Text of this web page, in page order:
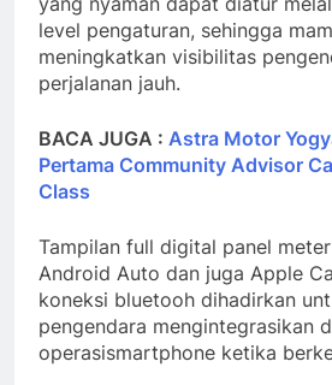
level pengaturan, sehingga
meningkatkan visibilitas
perjalanan jauh.
BACA JUGA : Astra Motor
Pertama Community Advisor
Class
Tampilan full digital panel
Android Auto dan juga Apple
koneksi bluetooh dihadirkan
pengendara mengintegrasikan
operasismartphone ketika